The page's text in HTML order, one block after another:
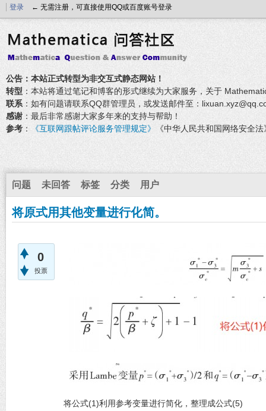
登录 ← 无需注册，可直接使用QQ或百度账号登录
公告：本站正式转型为非交互式静态网站！
转型 ：本站将通过笔记和博客的形式继续为大家服务，关于
联系 ：如有问题请联系QQ群管理员，或发送邮件至：
感谢 ：最后非常感谢大家多年来的支持与帮助！
参考 ： 《互联网跟帖评论服务管理规定》 《中华人民共和国网络安全
问题 未回答 标签 分类 用户
将原式用其他变量进行化简。
0
投票
将公式(1)利用参考变量进行简化，整理成公式(5)